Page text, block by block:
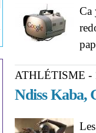
Ca
ATHLÉTISME -
Ndiss Kaba,